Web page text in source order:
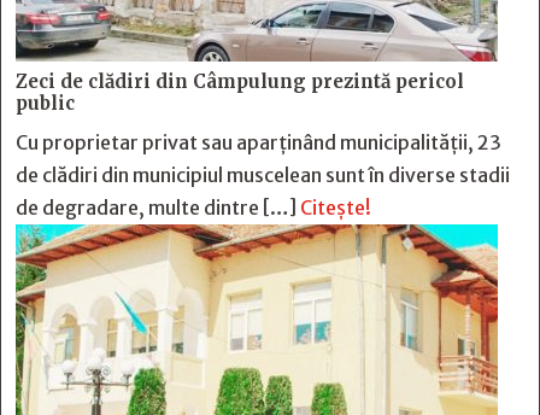
Zeci de clădiri din Câmpulung prezintă pericol
public
Cu proprietar privat sau aparținând municipalității, 23
de clădiri din municipiul muscelean sunt în diverse stadii
de degradare, multe dintre […] Citește!